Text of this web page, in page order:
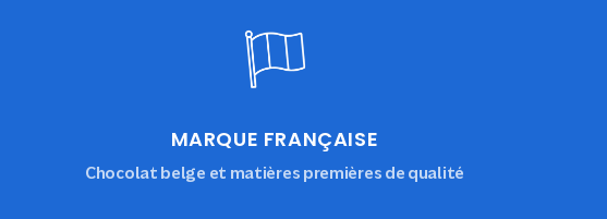
MARQUE FRANÇAISE
Chocolat belge et matières premières de qualité